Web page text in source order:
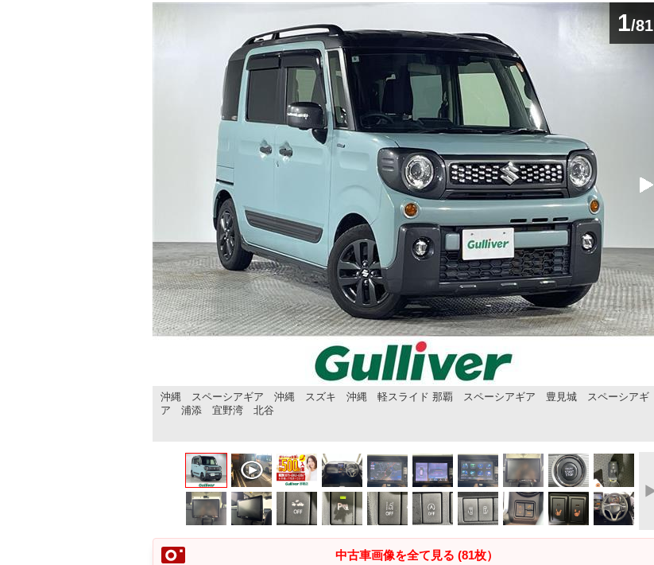
沖縄 スペーシアギア 沖縄 スズキ 沖縄 軽スライド 那覇 スペーシアギア 豊見城 スペーシアギ
ア 浦添 宜野湾 北谷
1/81
中古車画像を全て見る (81枚）